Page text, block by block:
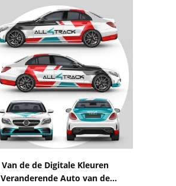
Van de de Digitale Kleuren
Veranderende Auto van de